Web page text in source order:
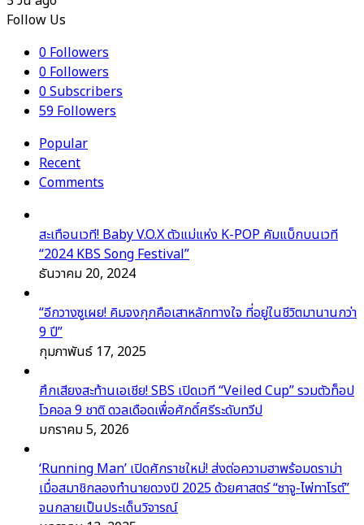
Follow Us
0 Followers
0 Followers
0Subscribers
59 Followers
Popular
Recent
Comments
สะเทือนเวที! Baby V.O.X ตัวแม่แห่ง K-POP คัมแบ็กบนเวที
“2024 KBS Song Festival”
ธันวาคม 20, 2024
“อีกวางซูเผย! คิมจงกุกคือเสาหลักทางใจ ที่อยู่ในชีวิตมานานกว่า
9 ปี”
กุมภาพันธ์ 17, 2025
ศึกเสียงสะท้านเอเชีย! SBS เปิดเวที “Veiled Cup” รวมตัวท็อป
โวคอล 9 ชาติ ดวลเดือดเพื่อศักดิ์ศรีระดับทวีป
มกราคม 5, 2026
‘Running Man’ เปิดศักราชใหม่! ส่งต่อความฮาพร้อมดราม่า
เมื่อสมาชิกลองทำนายดวงปี 2025 ด้วยศาสตร์ “ซาจู-ไพ่ทาโรต์”
จนกลายเป็นประเด็นวิจารณ์